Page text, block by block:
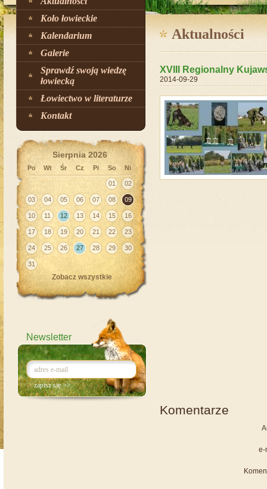
Koło łowieckie
Kalendarium
Galerie
Sprawdź swoją wiedzę
łowiecką
Łowiectwo w literaturze
Kontakt
Sierpnia 2026
Po Wt Śr Cz Pi So Ni
01 02
03 04 05 06 07 08 09
10 11 12 13 14 15 16
17 18 19 20 21 22 23
24 25 26 27 28 29 30
31
Zobacz wszystkie
Newsletter
Aktualności
XVIII Regionalny
2014-09-29
Komentarze
e-